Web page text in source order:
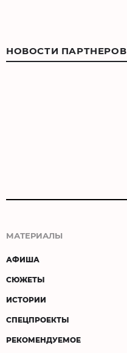
НОВОСТИ ПАРТНЕРОВ
МАТЕРИАЛЫ
АФИША
СЮЖЕТЫ
ИСТОРИИ
СПЕЦПРОЕКТЫ
РЕКОМЕНДУЕМОЕ